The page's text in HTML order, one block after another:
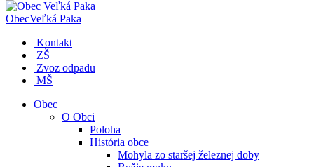
ObecVeľká Paka
Kontakt
ZŠ
Zvoz odpadu
MŠ
Obec
O Obci
Poloha
História obce
Mohyla zo staršej železnej doby